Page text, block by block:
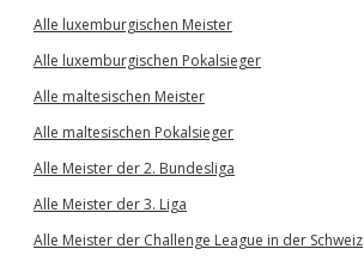
Alle luxemburgischen Meister
Alle luxemburgischen Pokalsieger
Alle maltesischen Meister
Alle maltesischen Pokalsieger
Alle Meister der 2. Bundesliga
Alle Meister der 3. Liga
Alle Meister der Challenge League in der Schweiz